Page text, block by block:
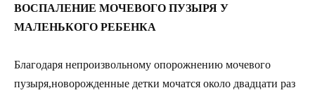
ВОСПАЛЕНИЕ МОЧЕВОГО ПУЗЫРЯ У
МАЛЕНЬКОГО РЕБЕНКА
Благодаря непроизвольному опорожнению мочевого
пузыря,новорожденные детки мочатся около двадцати раз